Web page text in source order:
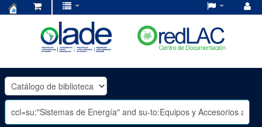
OLADE
-